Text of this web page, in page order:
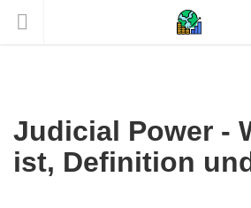
Judicial Power -
ist, Definition